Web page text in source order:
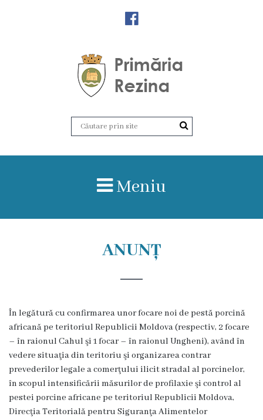
Amalgamare
Zile
de
audiență
Primarul
Meniu
ANUNȚ
În legătură cu confirmarea unor focare noi de pestă porcină
africană pe teritoriul Republicii Moldova (respectiv, 2 focare
– în raionul Cahul şi 1 focar – în raionul Ungheni), având în
vedere situaţia din teritoriu şi organizarea contrar
prevederilor legale a comerţului ilicit stradal al porcinelor,
în scopul intensificării măsurilor de profilaxie şi control al
pestei porcine africane pe teritoriul Republicii Moldova,
Direcţia Teritorială pentru Siguranţa Alimentelor